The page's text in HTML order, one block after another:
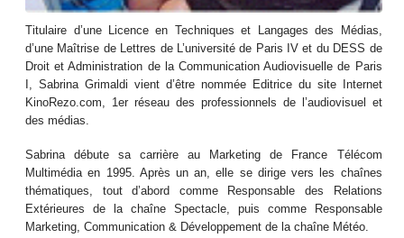
Titulaire d’une Licence en Techniques et Langages des Médias,
d’une Maîtrise de Lettres de L’université de Paris IV et du DESS de
Droit et Administration de la Communication Audiovisuelle de Paris
I, Sabrina Grimaldi vient d’être nommée Editrice du site Internet
KinoRezo.com, 1er réseau des professionnels de l’audiovisuel et
des médias.
Sabrina débute sa carrière au Marketing de France Télécom
Multimédia en 1995. Après un an, elle se dirige vers les chaînes
thématiques, tout d’abord comme Responsable des Relations
Extérieures de la chaîne Spectacle, puis comme Responsable
Marketing, Communication & Développement de la chaîne Météo.